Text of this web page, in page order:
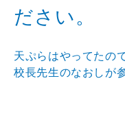
ださい。
天ぷらはやってたの
校長先生のなおしが